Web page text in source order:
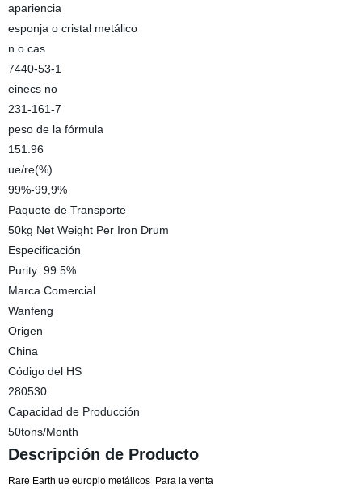
apariencia
esponja o cristal metálico
n.o cas
7440-53-1
einecs no
231-161-7
peso de la fórmula
151.96
ue/re(%)
99%-99,9%
Paquete de Transporte
50kg Net Weight Per Iron Drum
Especificación
Purity: 99.5%
Marca Comercial
Wanfeng
Origen
China
Código del HS
280530
Capacidad de Producción
50tons/Month
Descripción de Producto
Rare Earth ue europio metálicos Para la venta